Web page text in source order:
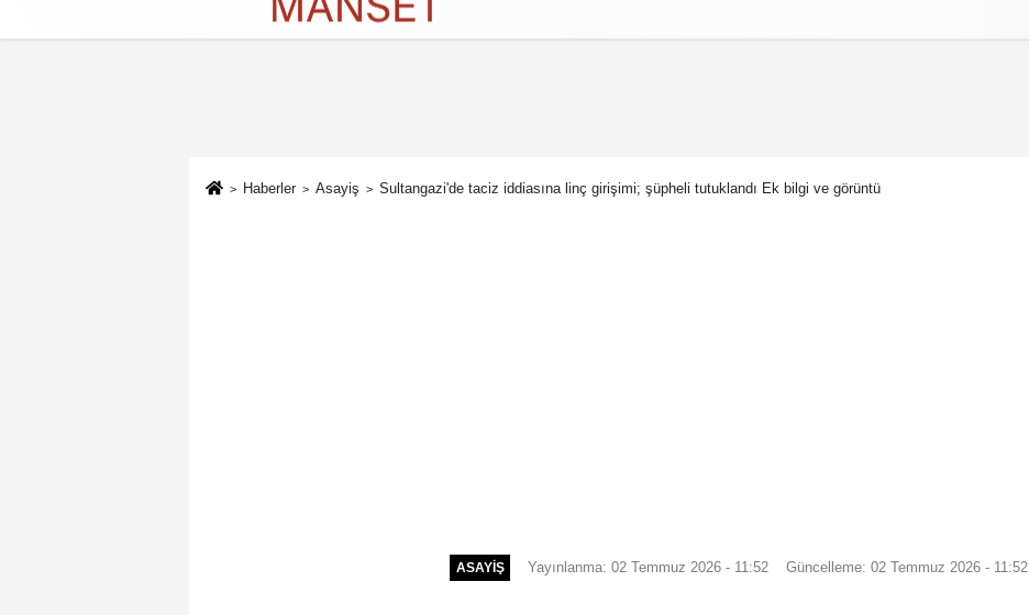
İletişim Çerez Politikası
Haberler Asayiş Sultangazi'de taciz iddiasına linç girişimi; şüpheli tutuklandı Ek bilgi ve görüntü
ASAYIŞ Yayınlanma: 02 Temmuz 2026 - 11:52 Güncelleme: 02 Temmuz 2026 - 11:52